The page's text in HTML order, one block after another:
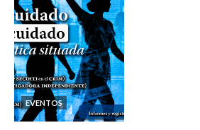
EVENTOS